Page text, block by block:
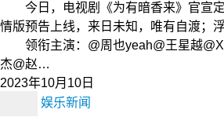
今日，电视剧《为有暗香来》官宣定
情版预告上线，来日未知，唯有自渡；
领衔主演：@周也yeah@王星越@X
杰@赵…
2023年10月10日
娱乐新闻